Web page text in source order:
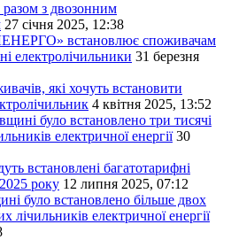
з двозонним
27 січня 2025, 12:38
встановлює споживачам
електролічильники 31 березня
які хочуть встановити
4 квітня 2025, 13:52
було встановлено три тисячі
електричної енергії 30
встановлені багатотарифні
року 12 липня 2025, 07:12
було встановлено більше двох
лічильників електричної енергії